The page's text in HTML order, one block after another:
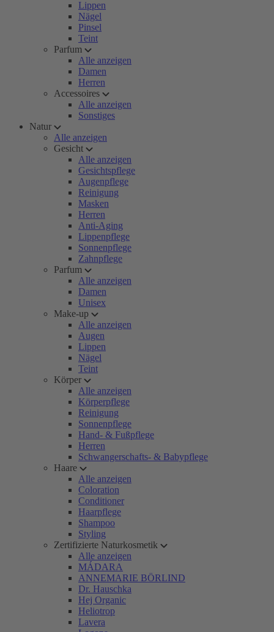
Lippen
Nägel
Pinsel
Teint
Parfum
Alle anzeigen
Damen
Herren
Accessoires
Alle anzeigen
Sonstiges
Natur
Alle anzeigen
Gesicht
Alle anzeigen
Gesichtspflege
Augenpflege
Reinigung
Masken
Herren
Anti-Aging
Lippenpflege
Sonnenpflege
Zahnpflege
Parfum
Alle anzeigen
Damen
Unisex
Make-up
Alle anzeigen
Augen
Lippen
Nägel
Teint
Körper
Alle anzeigen
Körperpflege
Reinigung
Sonnenpflege
Hand- & Fußpflege
Herren
Schwangerschafts- & Babypflege
Haare
Alle anzeigen
Coloration
Conditioner
Haarpflege
Shampoo
Styling
Zertifizierte Naturkosmetik
Alle anzeigen
MÁDARA
ANNEMARIE BÖRLIND
Dr. Hauschka
Hej Organic
Heliotrop
Lavera